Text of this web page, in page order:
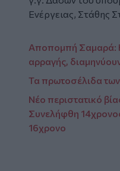
Ενέργειας, Στάθης
Αποπομπή Σαμαρά:
αρραγής,
Τα πρωτοσέλιδα
Νέο περιστατικό
Συνελήφθη
16χρονο